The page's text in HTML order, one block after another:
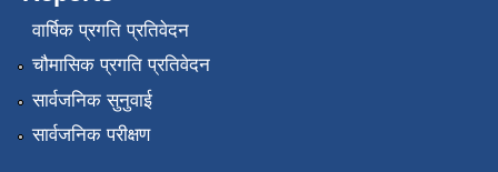
वार्षिक प्रगति प्रतिवेदन
चौमासिक प्रगति प्रतिवेदन
सार्वजनिक सुनुवाई
सार्वजनिक परीक्षण